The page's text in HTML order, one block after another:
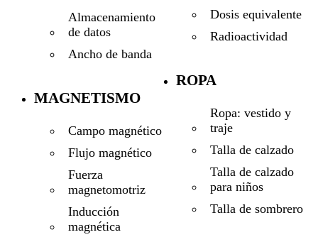
Almacenamiento
de datos
Ancho de banda
MAGNETISMO
Campo magnético
Flujo magnético
Fuerza
magnetomotriz
Inducción
magnética
Dosis equivalente
Radioactividad
ROPA
Ropa: vestido y
traje
Talla de calzado
Talla de calzado
para niños
Talla de sombrero